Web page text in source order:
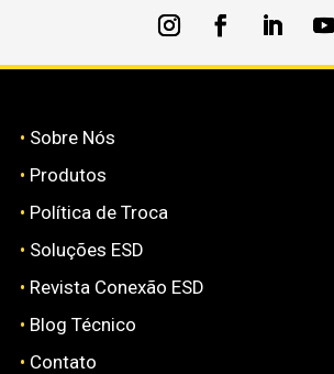
• Sobre Nós
• Produtos
• Política de Troca
• Soluções ESD
• Revista Conexão ESD
• Blog Técnico
• Contato